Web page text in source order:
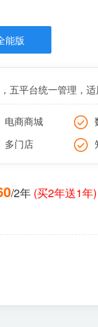
能版
五平台统一管理，
电商商城
多门店
/2年 (买2年送1年)